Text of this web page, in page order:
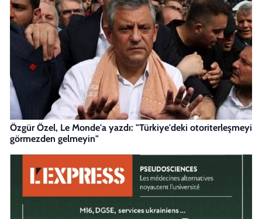
Özgür Özel, Le Monde'a yazdı: "Türkiye'deki otoriterleşmeyi
görmezden gelmeyin"